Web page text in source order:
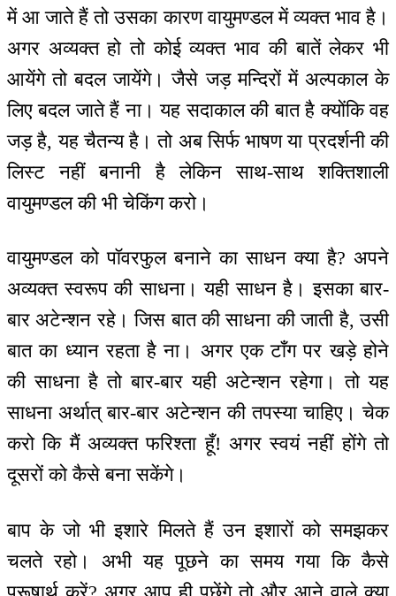
में आ जाते हैं तो उसका कारण वायुमण्डल में व्यक्त भाव है।
अगर अव्यक्त हो तो कोई व्यक्त भाव की बातें लेकर भी
आयेंगे तो बदल जायेंगे। जैसे जड़ मन्दिरों में अल्पकाल के
लिए बदल जाते हैं ना। यह सदाकाल की बात है क्योंकि वह
जड़ है, यह चैतन्य है। तो अब सिर्फ भाषण या प्रदर्शनी की
लिस्ट नहीं बनानी है लेकिन साथ-साथ शक्तिशाली
वायुमण्डल की भी चेकिंग करो।
वायुमण्डल को पॉवरफुल बनाने का साधन क्या है? अपने
अव्यक्त स्वरूप की साधना। यही साधन है। इसका बार-
बार अटेन्शन रहे। जिस बात की साधना की जाती है, उसी
बात का ध्यान रहता है ना। अगर एक टाँग पर खड़े होने
की साधना है तो बार-बार यही अटेन्शन रहेगा। तो यह
साधना अर्थात् बार-बार अटेन्शन की तपस्या चाहिए। चेक
करो कि मैं अव्यक्त फरिश्ता हूँ! अगर स्वयं नहीं होंगे तो
दूसरों को कैसे बना सकेंगे।
बाप के जो भी इशारे मिलते हैं उन इशारों को समझकर
चलते रहो। अभी यह पूछने का समय गया कि कैसे